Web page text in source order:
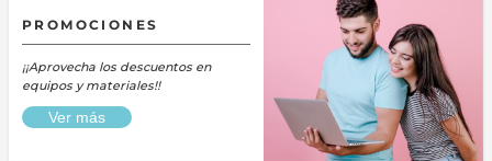
PROMOCIONES
¡¡Aprovecha los descuentos en
equipos y materiales!!
Ver más